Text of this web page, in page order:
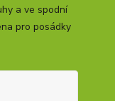
a ve spodní
pro posádky